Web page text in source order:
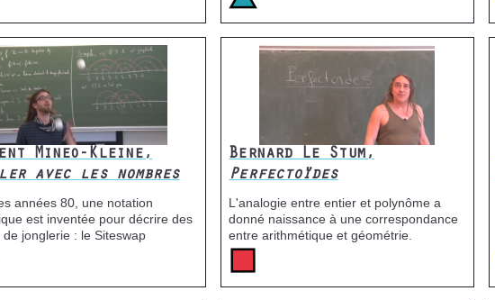
Mineo-Kleine,
avec les nombres
années 80, une notation
est inventée pour décrire des
de jonglerie : le Siteswap
Bernard Le Stum,
Perfectoïdes
L'analogie entre entier et polynôme a
donné naissance à une correspondance
entre arithmétique et géométrie.
Icone
Image